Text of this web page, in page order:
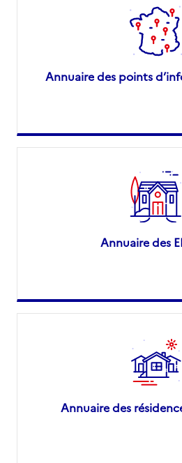
Annuaire des points
Annuaire des
Annuaire des